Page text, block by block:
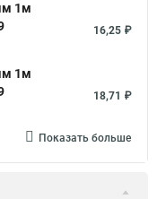
клеевая 3 мм
4
1м
16,25 ₽
1м
18,71 ₽
Показать больше